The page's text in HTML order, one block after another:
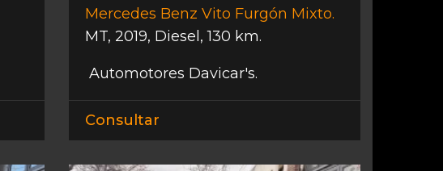
Mercedes Benz Vito Furgón Mixto.
MT, 2019, Diesel ,130 km.
Automotores Davicar's.
Consultar